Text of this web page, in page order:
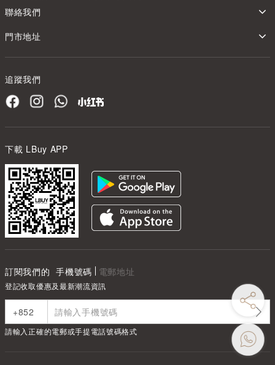
聯絡我們
門市地址
追蹤我們
下載 LBuy APP
訂閱我們的 手機號碼 電郵地址
登記收取優惠及最新潮流資訊
請輸入正確的電郵或手提電話號碼格式